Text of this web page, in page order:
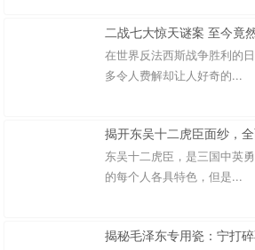
二战七大惊天谜案 至今竟
在世界反法西斯战争胜利的
多令人费解却让人好奇的...
揭开东吴十二虎臣面纱，
东吴十二虎臣，是三国中英
的每个人各具特色，但是...
揭秘毛泽东专用瓷：宁打